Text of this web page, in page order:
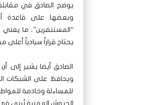
يوضح الصادق في
وبعضها على قاعدة
“المستنفرين”، ما
يحتاج قراراً سيادياً
الصادق أيضا يشير
ويحافظ على الشبكات
للمساءلة وخادمة
الجيوش المهنية تُبنى